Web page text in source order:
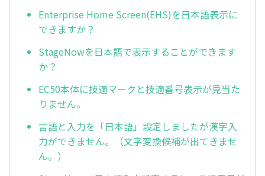
Enterprise Home Screen(EHS)を日本語表示に
できますか？
StageNowを日本語で表示することができます
か？
EC50本体に技適マークと技適番号表示が見当た
りません。
言語と入力を「日本語」設定しましたが漢字入
力ができません。（文字変換候補が出てきませ
ん。）